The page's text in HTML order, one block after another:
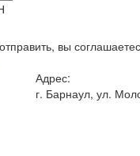
вы
Адрес:
г. Барнаул, ул.